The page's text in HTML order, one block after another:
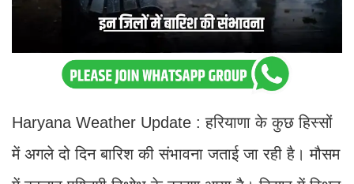
Haryana Weather Update : हरियाणा के कुछ हिस्सों
में अगले दो दिन बारिश की संभावना जताई जा रही है। मौसम